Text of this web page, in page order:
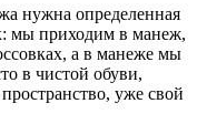
нужна определенная
мы приходим в манеж,
а в манеже мы
в чистой обуви,
уже свой